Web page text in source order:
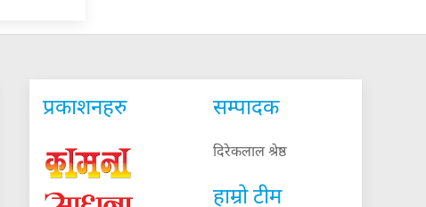
प्रकाशनहरु सम्पादक
दिरेकलाल श्रेष्ठ
हाम्रो टीम